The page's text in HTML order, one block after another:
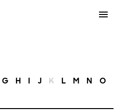
G H I J K L M N O